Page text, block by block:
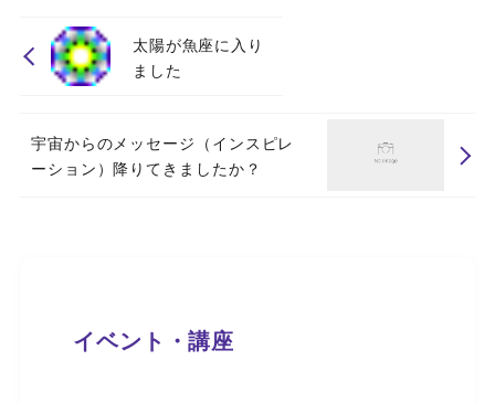
太陽が魚座に入り
ました
宇宙からのメッセージ（インスピレ
ーション）降りてきましたか？
イベント・講座